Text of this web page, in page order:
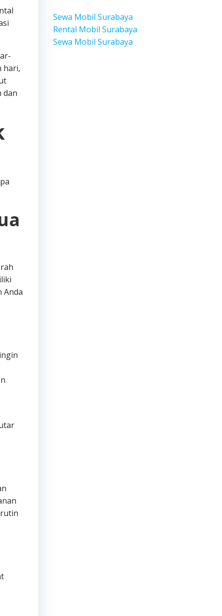
hari,
dan
Anda
Sewa Mobil Surabaya
Rental Mobil Surabaya
Sewa Mobil Surabaya